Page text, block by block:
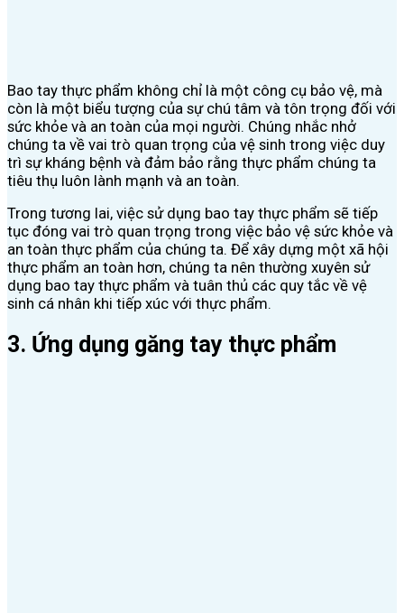
Bao tay thực phẩm không chỉ là một công cụ bảo vệ, mà
còn là một biểu tượng của sự chú tâm và tôn trọng đối với
sức khỏe và an toàn của mọi người. Chúng nhắc nhở
chúng ta về vai trò quan trọng của vệ sinh trong việc duy
trì sự kháng bệnh và đảm bảo rằng thực phẩm chúng ta
tiêu thụ luôn lành mạnh và an toàn.
Trong tương lai, việc sử dụng bao tay thực phẩm sẽ tiếp
tục đóng vai trò quan trọng trong việc bảo vệ sức khỏe và
an toàn thực phẩm của chúng ta. Để xây dựng một xã hội
thực phẩm an toàn hơn, chúng ta nên thường xuyên sử
dụng bao tay thực phẩm và tuân thủ các quy tắc về vệ
sinh cá nhân khi tiếp xúc với thực phẩm.
3. Ứng dụng găng tay thực phẩm